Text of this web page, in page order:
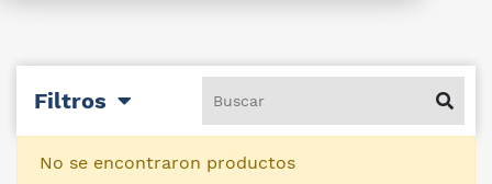
Filtros
No se encontraron productos